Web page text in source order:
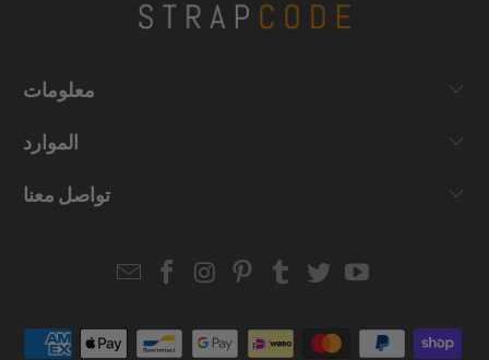
معلومات
الموارد
تواصل معنا
EmailStrapcode
Facebook
Strapcode
Instagram
Strapcode
Pinterest
Strapcode
Tumblr
Strapcode
TwitterYouTube